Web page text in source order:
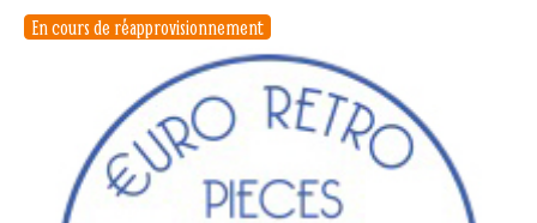
En cours de réapprovisionnement